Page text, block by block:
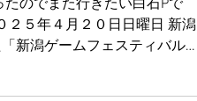
のでまた行きたい白石Pで
２５年４月２０日日曜日 新潟
新潟ゲームフェスティバル✕